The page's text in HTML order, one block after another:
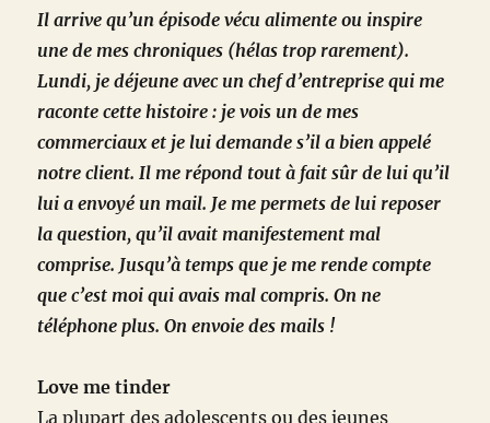
Il arrive qu’un épisode vécu alimente ou inspire
une de mes chroniques (hélas trop rarement).
Lundi, je déjeune avec un chef d’entreprise qui me
raconte cette histoire : je vois un de mes
commerciaux et je lui demande s’il a bien appelé
notre client. Il me répond tout à fait sûr de lui qu’il
lui a envoyé un mail. Je me permets de lui reposer
la question, qu’il avait manifestement mal
comprise. Jusqu’à temps que je me rende compte
que c’est moi qui avais mal compris. On ne
téléphone plus. On envoie des mails !
Love me tinder
La plupart des adolescents ou des jeunes